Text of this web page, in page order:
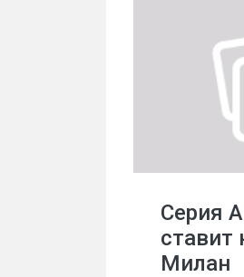
Серия
ставит
Милан